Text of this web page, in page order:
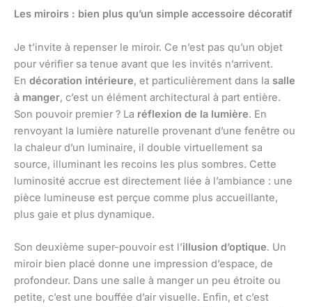
Les miroirs : bien plus qu’un simple accessoire décoratif
Je t’invite à repenser le miroir. Ce n’est pas qu’un objet
pour vérifier sa tenue avant que les invités n’arrivent.
En décoration intérieure, et particulièrement dans la salle
à manger, c’est un élément architectural à part entière.
Son pouvoir premier ? La réflexion de la lumière. En
renvoyant la lumière naturelle provenant d’une fenêtre ou
la chaleur d’un luminaire, il double virtuellement sa
source, illuminant les recoins les plus sombres. Cette
luminosité accrue est directement liée à l’ambiance : une
pièce lumineuse est perçue comme plus accueillante,
plus gaie et plus dynamique.
Son deuxième super-pouvoir est l’illusion d’optique. Un
miroir bien placé donne une impression d’espace, de
profondeur. Dans une salle à manger un peu étroite ou
petite, c’est une bouffée d’air visuelle. Enfin, et c’est